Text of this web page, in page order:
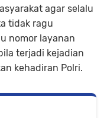
agar selalu
tidak ragu
nomor layanan
terjadi kejadian
kehadiran Polri.